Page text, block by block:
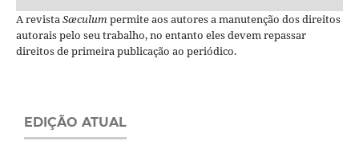
A revistaSæculumpermite aos autores a manutenção dos direitos
autorais pelo seu trabalho, no entanto eles devem repassar
direitos de primeira publicação ao periódico.
EDIÇÃO ATUAL